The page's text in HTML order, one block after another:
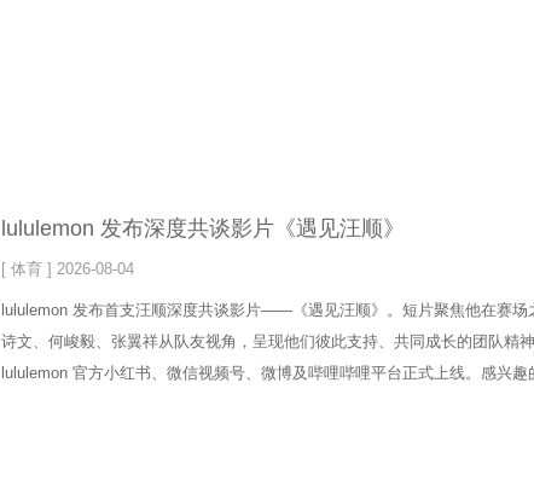
lululemon 发布深度共谈影片《遇见汪顺》
[ 体育 ] 2026-08-04
lululemon 发布首支汪顺深度共谈影片——《遇见汪顺》。短片聚焦他在赛场
诗文、何峻毅、张翼祥从队友视角，呈现他们彼此支持、共同成长的团队精
lululemon 官方小红书、微信视频号、微博及哔哩哔哩平台正式上线。感兴趣